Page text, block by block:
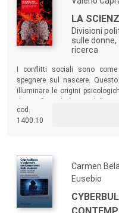
LA
Divisioni
sulle
ricerca
I conflitti sociali sono
spegnere sul nascere.
illuminare le origini
possibili soluzioni. Una lettura
scoperti dell’umanità.
cod.
1400.10
Carmen
Eusebio